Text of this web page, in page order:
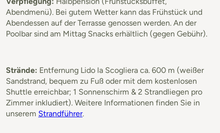
Abendmenü). Bei gutem Wetter kann das Frühstück und
Abendessen auf der Terrasse genossen werden. An der
Poolbar sind am Mittag Snacks erhältlich (gegen Gebühr).
Strände: Entfernung Lido la Scogliera ca. 600 m (weißer
Sandstrand, bequem zu Fuß oder mit dem kostenlosen
Shuttle erreichbar; 1 Sonnenschirm & 2 Strandliegen pro
Zimmer inkludiert). Weitere Informationen finden Sie in
unserem Strandführer.